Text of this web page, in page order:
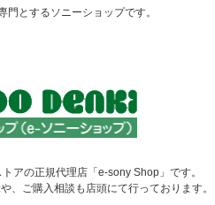
とするソニーショップです。
アの正規代理店「e-sony Shop」です。
、ご購入相談も店頭にて行っております。